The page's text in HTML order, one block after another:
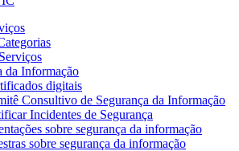
da Informação
digitais
Consultivo de Segurança da Informação
Incidentes de Segurança
sobre segurança da informação
sobre segurança da informação